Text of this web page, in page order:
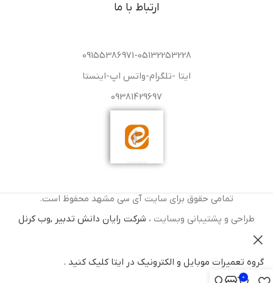
ارتباط با ما
09155386971-05132253228
ایتا -تلگرام-واتس اپ-اینستا
09381429697
تمامی حقوق برای سایت آی سی مشهد محفوظ است.
طراحی و پشتیبانی وبسایت ، شرکت رایان دانش تدبیر ,وب کرنل
گروه تعمیرات موبایل و الکترونیک در ایتا کلیک کنید .
0